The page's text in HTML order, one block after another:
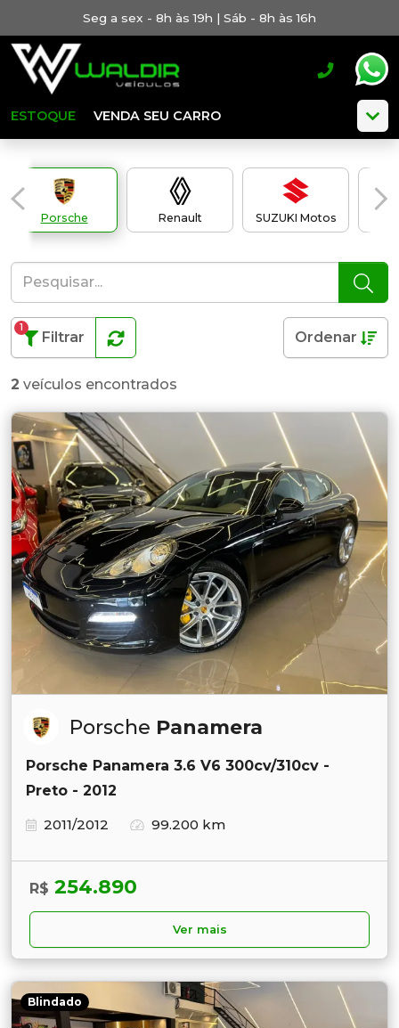
Seg a sex - 8h às 19h | Sáb - 8h às 16h
ESTOQUE VENDA SEU CARRO
Porsche Renault SUZUKI Motos
Filtrar
1
Ordenar
2 veículos encontrados
Porsche Panamera
Porsche Panamera 3.6 V6 300cv/310cv -
Preto - 2012
2011/2012
99.200 km
R$ 254.890
Ver mais
Blindado